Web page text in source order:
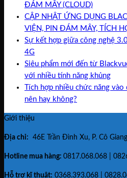
ĐÁM MÂY (CLOUD)
CẬP NHẬT ỨNG DỤNG
VIỆN, PIN ĐÁM MÂY, TÍCH
Sự kết hợp giữa công nghệ
4G
Siêu phẩm mới đến từ
với nhiều tính năng khủng
Tích hợp nhiều chức năng vào
nên hay không?
Giới thiệu
Địa chỉ: 46E Trần Đình Xu, P. Cô
Hotline mua hàng: 0817.068.068 |
Hỗ trợ kĩ thuật: 0368.393.068 |